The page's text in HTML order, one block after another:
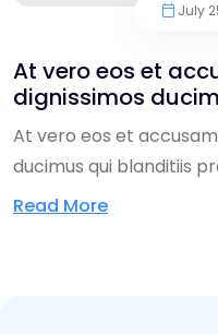
July
At vero eos et
dignissimos
At vero eos et
ducimus qui blanditiis
Read More